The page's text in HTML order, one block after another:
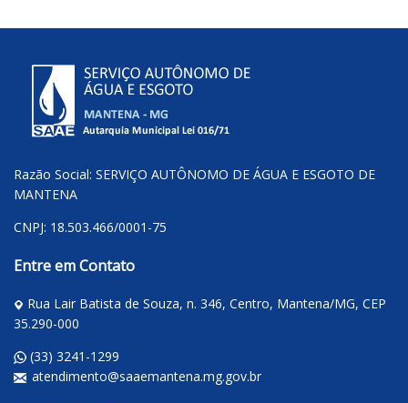
Razão Social: SERVIÇO AUTÔNOMO DE ÁGUA E ESGOTO DE
MANTENA
CNPJ: 18.503.466/0001-75
Entre em Contato
Rua Lair Batista de Souza, n. 346, Centro, Mantena/MG, CEP
35.290-000
(33) 3241-1299
atendimento@saaemantena.mg.gov.br